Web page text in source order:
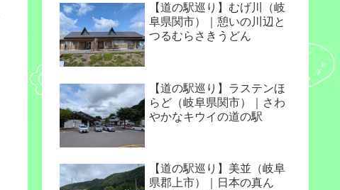
【道の駅巡り】むげ川（岐
阜県関市）｜憩いの川辺と
つるむらさきうどん
【道の駅巡り】ラステンほ
らど（岐阜県関市）｜さわ
やかなキウイの道の駅
【道の駅巡り】美並（岐阜
県郡上市）｜日本の真ん